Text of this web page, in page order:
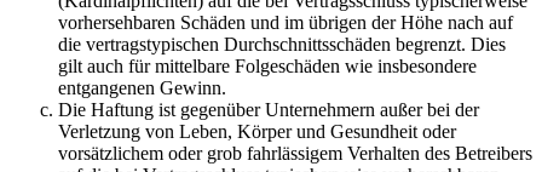
vorhersehbaren Schäden und im übrigen der Höhe nach auf
die vertragstypischen Durchschnittsschäden begrenzt. Dies
gilt auch für mittelbare Folgeschäden wie insbesondere
entgangenen Gewinn.
Die Haftung ist gegenüber Unternehmern außer bei der
Verletzung von Leben, Körper und Gesundheit oder
vorsätzlichem oder grob fahrlässigem Verhalten des Betreibers